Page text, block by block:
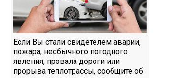
Если Вы стали свидетелем аварии,
пожара, необычного погодного
явления, провала дороги или
прорыва теплотрассы, сообщите об